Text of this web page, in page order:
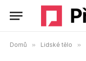
Domů » Lidské tělo »